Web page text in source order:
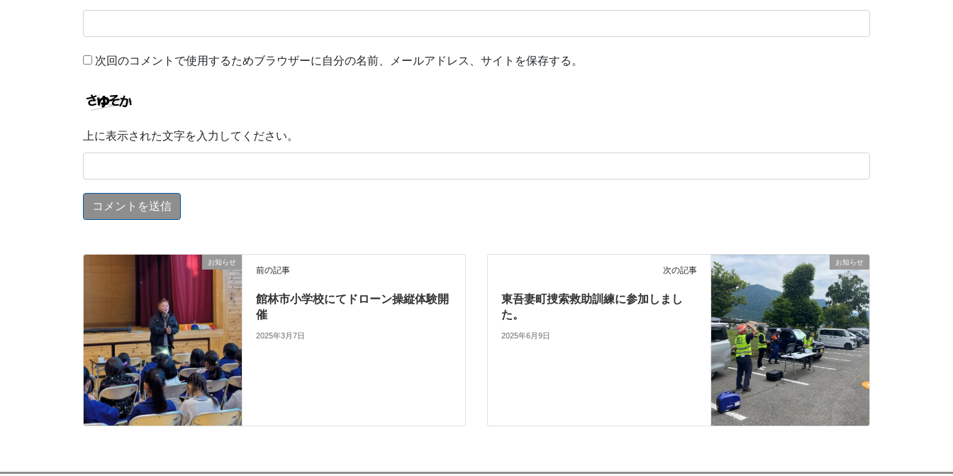
次回のコメントで使用するためブラウザーに自分の名前、メールアドレス、サイトを保存する。
上に表示された文字を入力してください。
お知らせ
前の記事
館林市小学校にてドローン操縦体験開
催
2025年3月7日
お知らせ
次の記事
東吾妻町捜索救助訓練に参加しまし
た。
2025年6月9日